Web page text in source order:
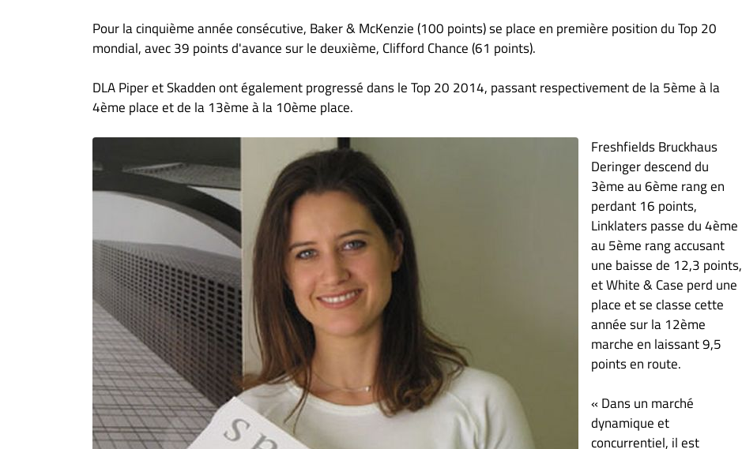
Pour la cinquième année consécutive, Baker & McKenzie (100 points) se place en première position du Top 20
mondial, avec 39 points d'avance sur le deuxième, Clifford Chance (61 points).
DLA Piper et Skadden ont également progressé dans le Top 20 2014, passant respectivement de la 5ème à la
4ème place et de la 13ème à la 10ème place.
Freshfields Bruckhaus
Deringer descend du
3ème au 6ème rang en
perdant 16 points,
Linklaters passe du 4ème
au 5ème rang accusant
une baisse de 12,3 points,
et White & Case perd une
place et se classe cette
année sur la 12ème
marche en laissant 9,5
points en route.
« Dans un marché
dynamique et
concurrentiel, il est